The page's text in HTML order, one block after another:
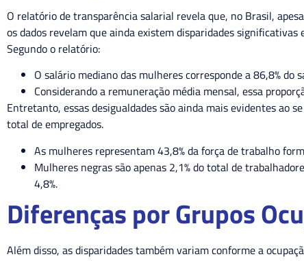
O relatório de transparência salarial revela que, no Brasil,
os dados revelam que ainda existem disparidades significativas
Segundo o relatório:
O salário mediano das mulheres corresponde a 86,8% do
Considerando a remuneração média mensal, essa
Entretanto, essas desigualdades são ainda mais evidentes ao
total de empregados.
As mulheres representam 43,8% da força de trabalho
Mulheres negras são apenas 2,1% do total de
4,8%.
Diferenças por Grupos
Além disso, as disparidades também variam conforme a